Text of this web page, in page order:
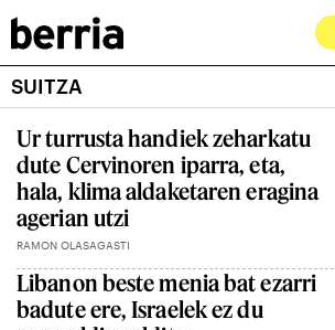
SUITZA
Ur turrusta handiek zeharkatu
dute Cervinoren iparra, eta,
hala, klima aldaketaren eragina
agerian utzi
RAMON OLASAGASTI
Libanon beste menia bat ezarri
badute ere, Israelek ez du